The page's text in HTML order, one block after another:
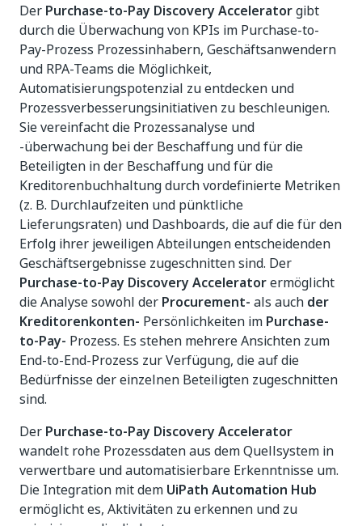
Der Purchase-to-Pay Discovery Acceleratorgibt
durch die Überwachung von KPIs im Purchase-to-
Pay-Prozess Prozessinhabern, Geschäftsanwendern
und RPA-Teams die Möglichkeit,
Automatisierungspotenzial zu entdecken und
Prozessverbesserungsinitiativen zu beschleunigen.
Sie vereinfacht die Prozessanalyse und
-überwachung bei der Beschaffung und für die
Beteiligten in der Beschaffung und für die
Kreditorenbuchhaltung durch vordefinierte Metriken
(z. B. Durchlaufzeiten und pünktliche
Lieferungsraten) und Dashboards, die auf die für den
Erfolg ihrer jeweiligen Abteilungen entscheidenden
Geschäftsergebnisse zugeschnitten sind. Der
Purchase-to-Pay Discovery Acceleratorermöglicht
die Analyse sowohl der Procurement- als auch der
Kreditorenkonten- Persönlichkeiten im Purchase-
to-Pay- Prozess. Es stehen mehrere Ansichten zum
End-to-End-Prozess zur Verfügung, die auf die
Bedürfnisse der einzelnen Beteiligten zugeschnitten
sind.
Der Purchase-to-Pay Discovery Accelerator
wandelt rohe Prozessdaten aus dem Quellsystem in
verwertbare und automatisierbare Erkenntnisse um.
Die Integration mit dem UiPath Automation Hub
ermöglicht es, Aktivitäten zu erkennen und zu